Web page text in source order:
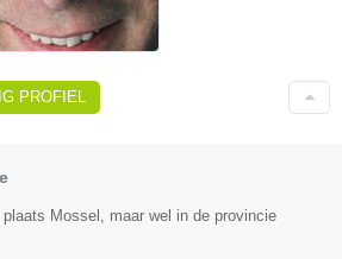
PROFIEL
Mossel, maar wel in de provincie